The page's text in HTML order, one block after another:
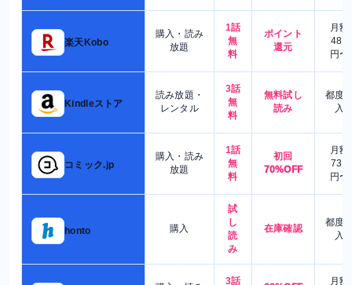
楽天Kobo
購入・読み
放題
1話
無
料
ポイント
還元
月額
480
円〜
Kindleストア
読み放題・
レンタル
3話
無
料
無料試し
読み
都度
入
コミック.jp
購入・読み
放題
1話
無
料
初回
70%OFF
月額
730
円〜
honto 購入
試
し
読
み
在庫確認
都度
入
3話
月額